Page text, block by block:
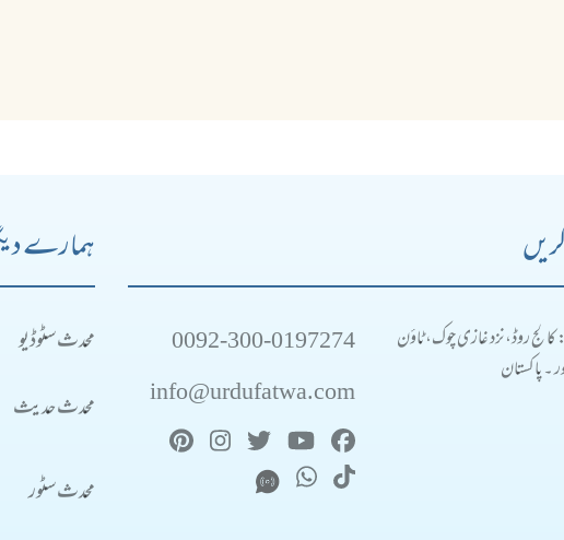
کالج روڈ، نزد غازی چوک، ٹاؤن
۔ پاکستان
0092-300-0197274
info@urdufatwa.com
ہمارے
محدث سٹوڈیو
محدث حدیث
محدث سٹور